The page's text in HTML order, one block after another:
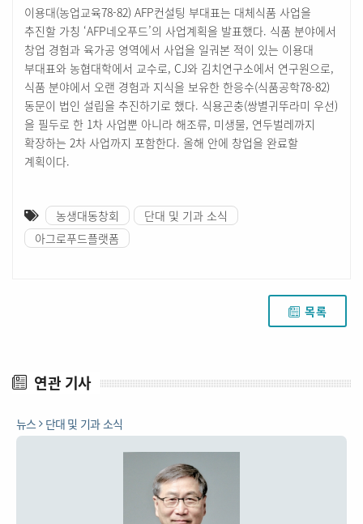
이용대(농업교육78-82) AFP컨설팅 부대표는 대체식품 사업을
추진할 가칭 ‘AFP네오푸드’의 사업계획을 발표했다. 식품 분야에서
창업 경험과 육가공 영역에서 사업을 일궈본 적이 있는 이용대
부대표와 농협대학에서 교수로, CJ와 김치연구소에서 연구원으로,
식품 분야에서 오랜 경험과 지식을 보유한 한응수(식품공학78-82)
동문이 법인 설립을 추진하기로 했다. 식용곤충(쌍별귀뚜라미 우선)
을 필두로 한 1차 사업뿐 아니라 해조류, 미생물, 연두벌레까지
확장하는 2차 사업까지 포함한다. 올해 안에 창업을 완료할
계획이다.
농생대동창회
단대 및 기과 소식
아그로푸드플랫폼
목록
연관 기사
뉴스 단대 및 기과 소식